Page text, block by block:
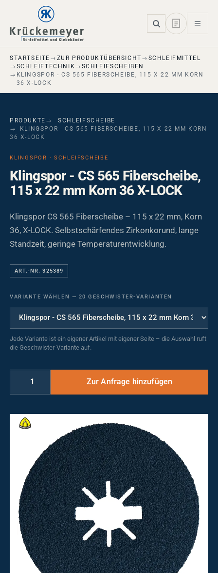
Skip to main navigation
Skip to main content
Skip to page footer
STARTSEITE ZUR PRODUKTÜBERSICHT
SCHLEIFMITTEL
SCHLEIFTECHNIK
SCHLEIFSCHEIBEN
KLINGSPOR - CS 565 FIBERSCHEIBE, 115 X 22 MM KORN
36 X-LOCK
PRODUKTE
SCHLEIFSCHEIBE
KLINGSPOR - CS 565 FIBERSCHEIBE, 115 X 22 MM KORN
36 X-LOCK
KLINGSPOR · SCHLEIFSCHEIBE
Klingspor - CS 565 Fiberscheibe,
115 x 22 mm Korn 36 X-LOCK
Klingspor CS 565 Fiberscheibe – 115 x 22 mm, Korn
36, X-LOCK. Selbstschärfendes Zirkonkorund, lange
Standzeit, geringe Temperaturentwicklung.
ART.-NR. 325389
VARIANTE WÄHLEN — 20 GESCHWISTER-VARIANTEN
Jede Variante ist ein eigener Artikel mit eigener Seite – die Auswahl ruft
die Geschwister-Variante auf.